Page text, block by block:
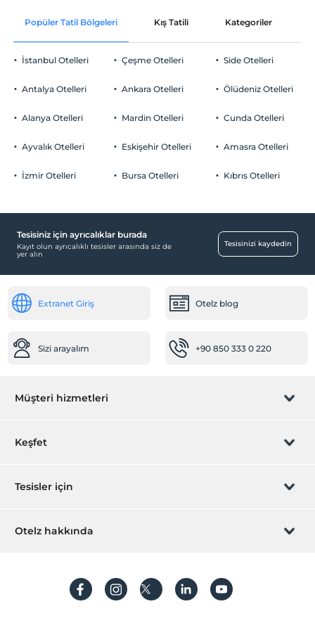
Ortak alanlar ve tüm odalar
Otopark
Ücretsiz Halka Açık Otopark
Odalar
Şehir merkezi
Ortak mutfak
Check/out
En geç saat 18:00 ve öncesi
Evcil Hayvan
Tesise 18:00 – 23:00 saatleri arasında giriş yapılabilir. Bu saatler
Çocuklar
Popüler Tatil Bölgeleri Kış Tatili Kategoriler
İstanbul Otelleri
Antalya Otelleri
Alanya Otelleri
Ayvalık Otelleri
İzmir Otelleri
Çeşme Otelleri
Ankara Otelleri
Mardin Otelleri
Eskişehir Otelleri
Bursa Otelleri
Side Otelleri
Ölüdeniz Otelleri
Cunda Otelleri
Amasra Otelleri
Kıbrıs Otelleri
Tesisiniz için ayrıcalıklar burada
Kayıt olun ayrıcalıklı tesisler arasında siz de
yer alın
Tesisinizi kaydedin
Extranet Giriş Otelz blog
Sizi arayalım +90 850 333 0 220
Müşteri hizmetleri
Rezervasyon yönet
Sıkça sorulan sorular
Keşfet
Hediye Kart
Hesap oluştur
Tesisler için
Hemen tesisinizi ekleyin
Otelz hakkında